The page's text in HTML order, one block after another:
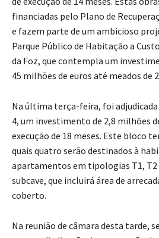
financiadas pelo Plano de
e fazem parte de um ambicioso
Parque Público de Habitação a
da Foz, que contempla um
45 milhões de euros até meados de
Na última terça-feira, foi
4, um investimento de 2,8 milhões
execução de 18 meses. Este bloco
quais quatro serão destinados à
apartamentos em tipologias T1, T2
subcave, que incluirá área de
coberto.
Na reunião de câmara desta tarde,